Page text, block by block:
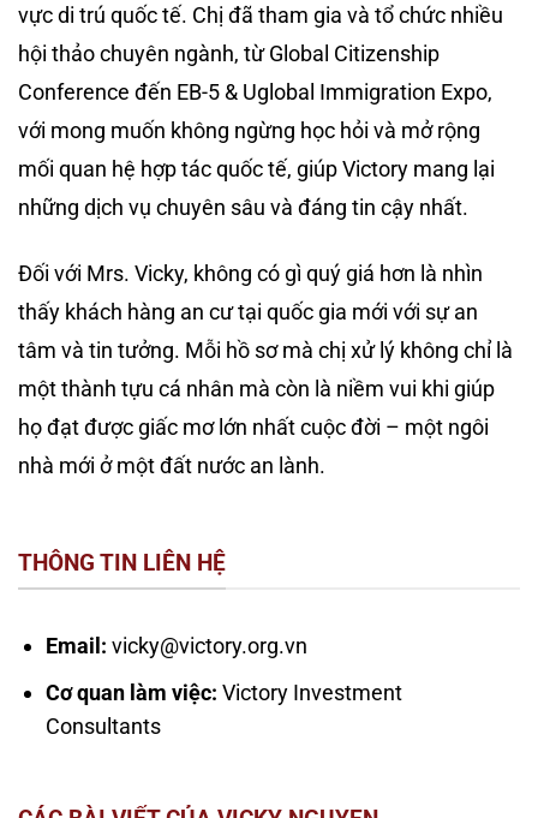
vực di trú quốc tế. Chị đã tham gia và tổ chức nhiều
hội thảo chuyên ngành, từ Global Citizenship
Conference đến EB-5 & Uglobal Immigration Expo,
với mong muốn không ngừng học hỏi và mở rộng
mối quan hệ hợp tác quốc tế, giúp Victory mang lại
những dịch vụ chuyên sâu và đáng tin cậy nhất.
Đối với Mrs. Vicky, không có gì quý giá hơn là nhìn
thấy khách hàng an cư tại quốc gia mới với sự an
tâm và tin tưởng. Mỗi hồ sơ mà chị xử lý không chỉ là
một thành tựu cá nhân mà còn là niềm vui khi giúp
họ đạt được giấc mơ lớn nhất cuộc đời – một ngôi
nhà mới ở một đất nước an lành.
THÔNG TIN LIÊN HỆ
Email: vicky@victory.org.vn
Cơ quan làm việc: Victory Investment
Consultants